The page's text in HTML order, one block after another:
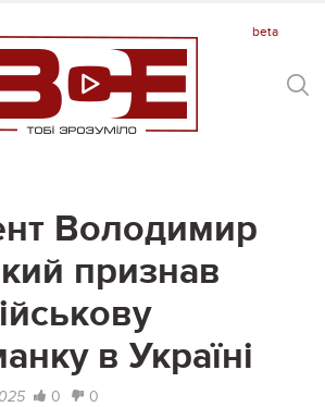
Володимир
признав
в Україні
0 0